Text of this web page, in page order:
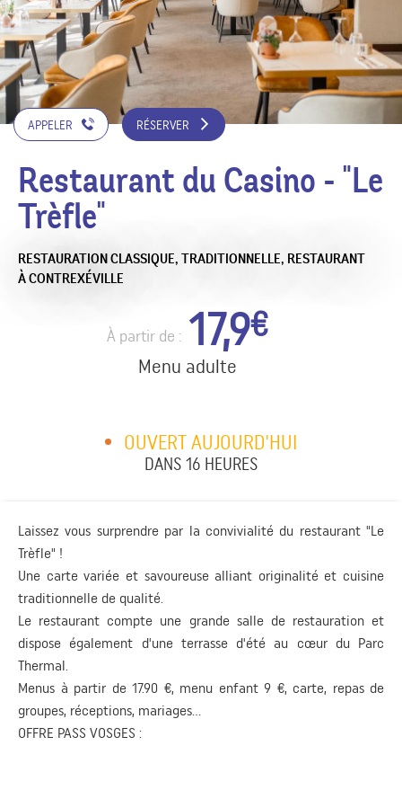
APPELER RÉSERVER
Restaurant du Casino - "Le
Trèfle"
RESTAURATION CLASSIQUE, TRADITIONNELLE, RESTAURANT
À CONTREXÉVILLE
À partir de : 17,9€
Menu adulte
OUVERT AUJOURD'HUI
DANS 16 HEURES
Laissez vous surprendre par la convivialité du restaurant "Le
Trèfle" !
Une carte variée et savoureuse alliant originalité et cuisine
traditionnelle de qualité.
Le restaurant compte une grande salle de restauration et
dispose également d'une terrasse d'été au cœur du Parc
Thermal.
Menus à partir de 17.90 €, menu enfant 9 €, carte, repas de
groupes, réceptions, mariages...
OFFRE PASS VOSGES :